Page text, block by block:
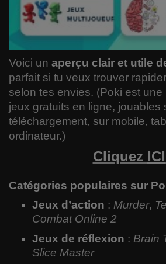
Voici un aperçu clair et utile
parfait si tu veux trouver
selon tes envies. (Poki est une
jeux gratuits en ligne, jouables
téléchargement, sur mobile,
ordinateur.)
Cliquez ICI
Catégories populaires sur
Jeux d’action : Murder,
Combat Online 2
Jeux de réflexion : Brain
Slice Master